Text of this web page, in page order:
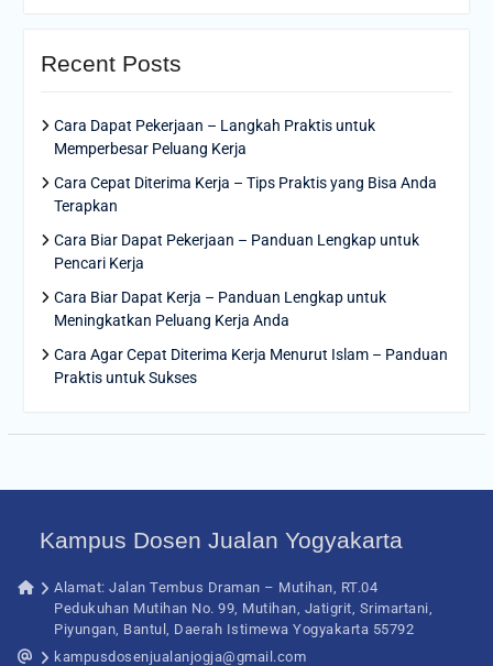
Recent Posts
Cara Dapat Pekerjaan – Langkah Praktis untuk
Memperbesar Peluang Kerja
Cara Cepat Diterima Kerja – Tips Praktis yang Bisa Anda
Terapkan
Cara Biar Dapat Pekerjaan – Panduan Lengkap untuk
Pencari Kerja
Cara Biar Dapat Kerja – Panduan Lengkap untuk
Meningkatkan Peluang Kerja Anda
Cara Agar Cepat Diterima Kerja Menurut Islam – Panduan
Praktis untuk Sukses
Kampus Dosen Jualan Yogyakarta
Alamat: Jalan Tembus Draman – Mutihan, RT.04
Pedukuhan Mutihan No. 99, Mutihan, Jatigrit, Srimartani,
Piyungan, Bantul, Daerah Istimewa Yogyakarta 55792
kampusdosenjualanjogja@gmail.com